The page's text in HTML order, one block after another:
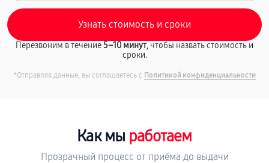
Перезвоним в течение5–10 минут, чтобы назвать стоимость и
сроки.
*Отправляя данные, вы соглашаетесь с Политикой конфиденциальности
Как мы работаем
Прозрачный процесс от приёма до выдачи